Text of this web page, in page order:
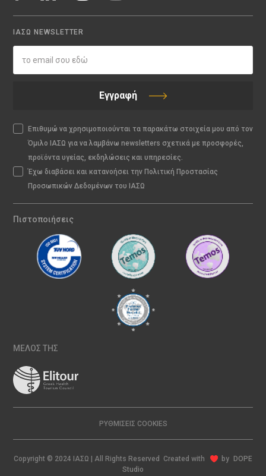
ΙΑΣΩ NEWSLETTER
Εγγραφή
Επιθυμώ να χρησιμοποιούνται τα παρακάτω στοιχεία μου από τον
Όμιλο ΙΑΣΩ για να λαμβάνω newsletters σχετικά με προσφορές,
προϊόντα υγείας, εκδηλώσεις και υπηρεσίες.
Έχω διαβάσει και κατανοήσει την Πολιτική Προστασίας
Προσωπικών Δεδομένων του ΙΑΣΩ
Πιστοποιήσεις
ΜΕΛΟΣ ΤΗΣ
ΡΥΘΜΊΣΕΙΣ COOKIES
Copyright © 2024 ΙΑΣΩ | All Rights Reserved Created with by DOPE
Studio